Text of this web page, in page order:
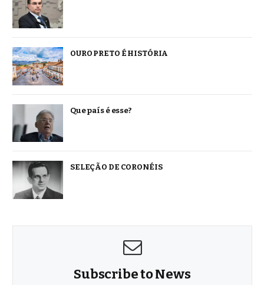
OURO PRETO É HISTÓRIA
Que país é esse?
SELEÇÃO DE CORONÉIS
Subscribe to News